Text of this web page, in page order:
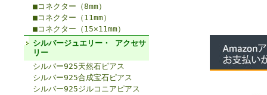
■コネクター（8mm）
■コネクター（11mm）
■コネクター（15×11mm）
シルバージュエリー・ アクセサ
リー
シルバー925天然石ピアス
シルバー925合成宝石ピアス
シルバー925ジルコニアピアス